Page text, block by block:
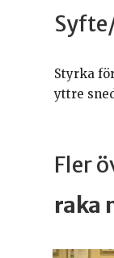
Styrka
yttre
Fler
raka